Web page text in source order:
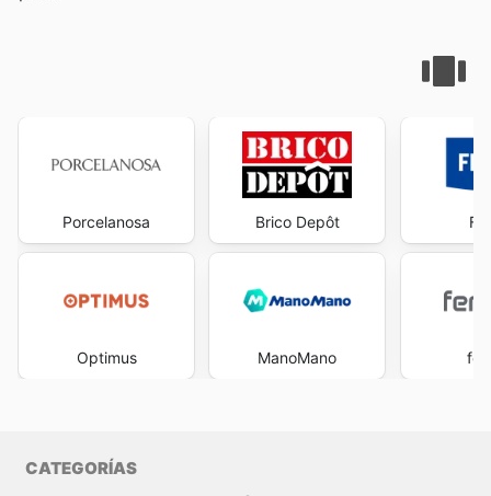
Porcelanosa
Optimus
Brico Depôt
ManoMano
CATEGORÍAS